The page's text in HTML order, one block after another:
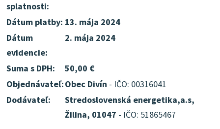
splatnosti:
Dátum platby: 13. mája 2024
Dátum
evidencie:
2. mája 2024
Suma s DPH:
50,00 €
Objednávateľ:Obec Divín - IČO: 00316041
Dodávateľ:
Stredoslovenská energetika,a.s,
Žilina, 01047 - IČO: 51865467